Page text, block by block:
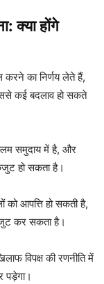
क्या होंगे
का निर्णय लेते हैं,
कई बदलाव हो सकते
समुदाय में है, और
हो सकता है।
आपत्ति हो सकती है,
कर सकता है।
विपक्ष की रणनीति में
पड़ेगा।